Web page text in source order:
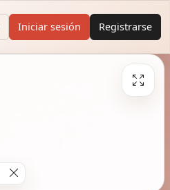
Iniciar sesión Registrarse